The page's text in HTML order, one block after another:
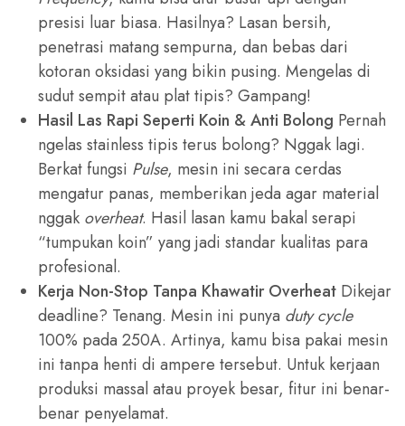
presisi luar biasa. Hasilnya? Lasan bersih,
penetrasi matang sempurna, dan bebas dari
kotoran oksidasi yang bikin pusing. Mengelas di
sudut sempit atau plat tipis? Gampang!
Hasil Las Rapi Seperti Koin & Anti Bolong Pernah
ngelas stainless tipis terus bolong? Nggak lagi.
Berkat fungsi Pulse, mesin ini secara cerdas
mengatur panas, memberikan jeda agar material
nggak overheat. Hasil lasan kamu bakal serapi
“tumpukan koin” yang jadi standar kualitas para
profesional.
Kerja Non-Stop Tanpa Khawatir Overheat Dikejar
deadline? Tenang. Mesin ini punya duty cycle
100% pada 250A. Artinya, kamu bisa pakai mesin
ini tanpa henti di ampere tersebut. Untuk kerjaan
produksi massal atau proyek besar, fitur ini benar-
benar penyelamat.